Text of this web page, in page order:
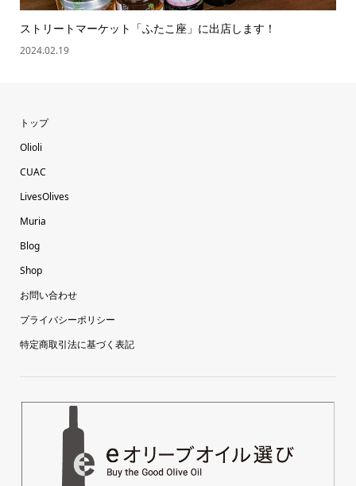
ストリートマーケット「ふたこ座」に出店します！
2024.02.19
トップ
Olioli
CUAC
LivesOlives
Muria
Blog
Shop
お問い合わせ
プライバシーポリシー
特定商取引法に基づく表記